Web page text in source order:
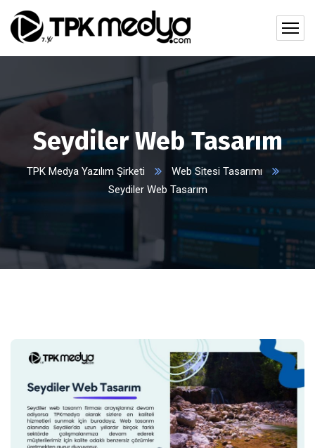
Seydiler Web Tasarım
TPK Medya Yazılım Şirketi
Web Sitesi Tasarımı
Seydiler Web Tasarım